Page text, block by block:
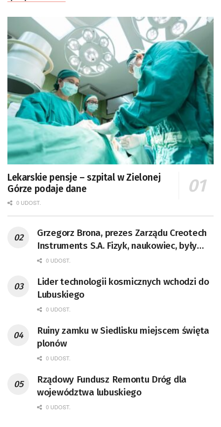
Lekarskie pensje – szpital w Zielonej
Górze podaje dane
0 UDOST.
Grzegorz Brona, prezes Zarządu Creotech
Instruments S.A. Fizyk, naukowiec, były
pracownik CERN w Genewie,
doktor habilitowany nauk fizycznych,
koordynator Rady Sektorowej ds.
Kompetencji Przemysłu Lotniczo-
Badań Kosmicznych i Satelitarnych PAN.
0 UDOST.
Lider technologii kosmicznych wchodzi do
Lubuskiego
0 UDOST.
Ruiny zamku w Siedlisku miejscem święta
plonów
0 UDOST.
Rządowy Fundusz Remontu Dróg dla
województwa lubuskiego
0 UDOST.